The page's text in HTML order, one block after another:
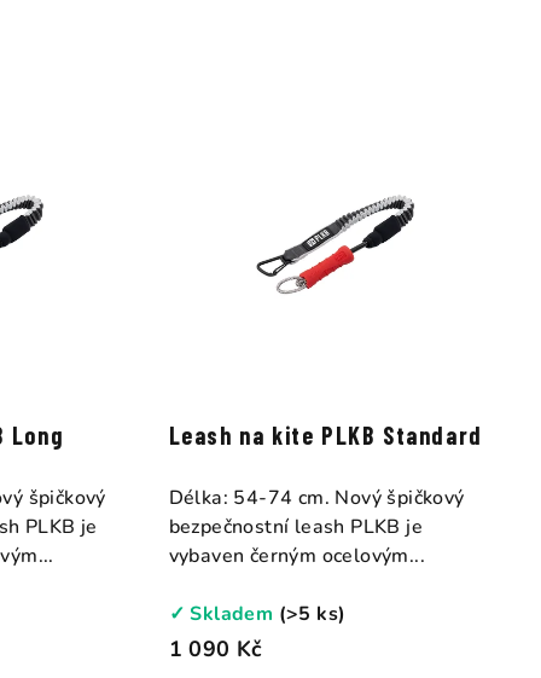
Long
špičkový
PLKB je
Leash na kite PLKB Standard
1 090 Kč
✓ Skladem (>5 ks)
Délka: 54-74 cm. Nový špičkový
bezpečnostní leash PLKB je
vybaven černým ocelovým...